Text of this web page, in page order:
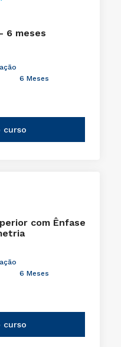
6 meses
6 Meses
curso
com Ênfase
6 Meses
curso